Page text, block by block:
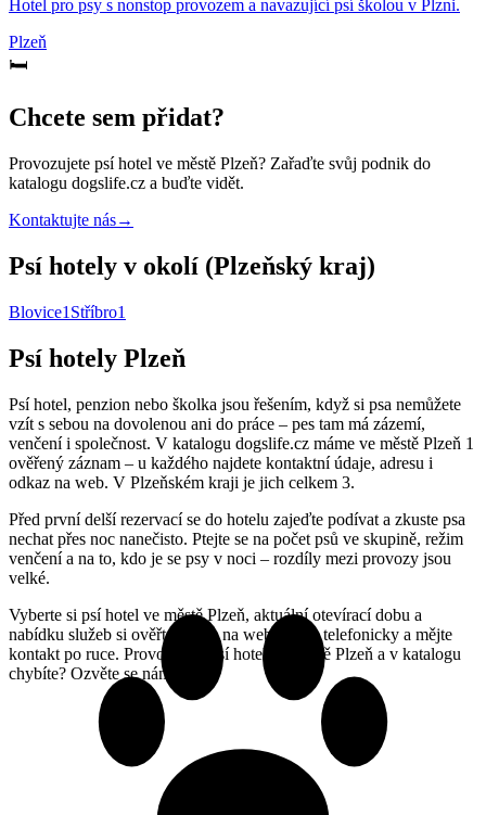
Hotel pro psy s nonstop provozem a navazující psí školou v Plzni.
Plzeň
🛏️
Chcete sem přidat?
Provozujete psí hotel ve městě Plzeň? Zařaďte svůj podnik do
katalogu dogslife.cz a buďte vidět.
Kontaktujte nás→
Psí hotely v okolí (Plzeňský kraj)
Blovice1 Stříbro1
Psí hotely Plzeň
Psí hotel, penzion nebo školka jsou řešením, když si psa nemůžete
vzít s sebou na dovolenou ani do práce – pes tam má zázemí,
venčení i společnost. V katalogu dogslife.cz máme ve městě Plzeň 1
ověřený záznam – u každého najdete kontaktní údaje, adresu i
odkaz na web. V Plzeňském kraji je jich celkem 3.
Před první delší rezervací se do hotelu zajeďte podívat a zkuste psa
nechat přes noc nanečisto. Ptejte se na počet psů ve skupině, režim
venčení a na to, kdo je se psy v noci – rozdíly mezi provozy jsou
velké.
Vyberte si psí hotel ve městě Plzeň, aktuální otevírací dobu a
nabídku služeb si ověřte přímo na webu nebo telefonicky a mějte
kontakt po ruce. Provozujete psí hotel ve městě Plzeň a v katalogu
chybíte? Ozvěte se nám.